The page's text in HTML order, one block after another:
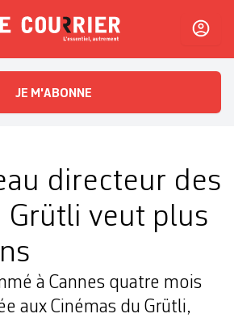
L'essentiel, autrement
JE M'ABONNE
directeur des
Grütli veut plus
à Cannes quatre mois
aux Cinémas du Grütli,